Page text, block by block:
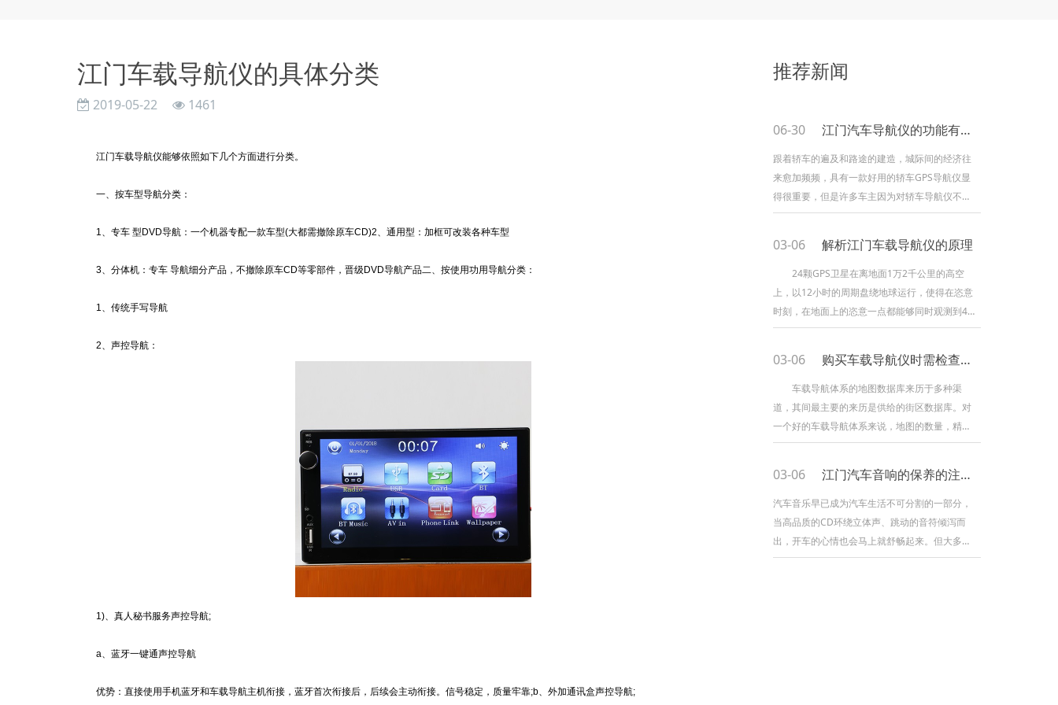
江门车载导航仪的具体分类
2019-05-22 1461
江门车载导航仪能够依照如下几个方面进行分类。
一、按车型导航分类：
1、专车 型DVD导航：一个机器专配一款车型(大都需撤除原车CD)2、通用型：加框可改装各种车型
3、分体机：专车 导航细分产品，不撤除原车CD等零部件，晋级DVD导航产品二、按使用功用导航分类：
1、传统手写导航
2、声控导航：
1)、真人秘书服务声控导航;
a、蓝牙一键通声控导航
优势：直接使用手机蓝牙和车载导航主机衔接，蓝牙首次衔接后，后续会主动衔接。信号稳定，质量牢靠;b、外加通讯盒声控导航;
推荐新闻
06-30 江门汽车导航仪的功能有哪些
跟着轿车的遍及和路途的建造，城际间的经济往
来愈加频频，具有一款好用的轿车GPS导航仪显
得很重要，但是许多车主因为对轿车导航仪不行
了解，有些车主会问轿车导航仪怎样用？轿车导
航仪有哪些常用功用，以及车载导航仪该怎样运
用。1.地图查询功用可以在操作终端上查找
03-06 解析江门车载导航仪的原理
24颗GPS卫星在离地面1万2千公里的高空
上，以12小时的周期盘绕地球运行，使得在恣意
时刻，在地面上的恣意一点都能够同时观测到4颗
以上的卫星。 因为卫星的位置精确可知，在
使用三维坐标中的间隔公式，使用3颗卫星，就能
够组成3个方程式，解出观测点的位置（X,Y,Z）。
考虑到卫星的时钟与接纳机时钟之间的差错，实
践上有4个未知数，X、Y、Z和钟差，因而需求
03-06 购买车载导航仪时需检查什么？
车载导航体系的地图数据库来历于多种渠
道，其间最主要的来历是供给的街区数据库。对
一个好的车载导航体系来说，地图的数量，精确
程度，以及数据的及时性，都很重要。不管GPS
不能供给你地点地区的地图，或是供给的地图有
过错，你的体系就可以说是毫无价值。因而，购
买车载卫星导航体系时，要注意以下事项：
榜首，检查测试体系的精确性。挑选一、两个你
所了解的路段，或是新近
03-06 江门汽车音响的保养的注意事项
汽车音乐早已成为汽车生活不可分割的一部分，
当高品质的CD环绕立体声、跳动的音符倾泻而
出，开车的心情也会马上就舒畅起来。但大多数
车主却只知道享受美妙音乐带来的快感，却不知